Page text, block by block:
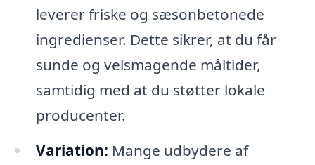
leverer friske og sæsonbetonede
ingredienser. Dette sikrer, at du får
sunde og velsmagende måltider,
samtidig med at du støtter lokale
producenter.
Variation: Mange udbydere af